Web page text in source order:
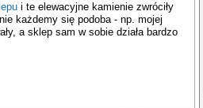
i te elewacyjne kamienie zwróciły
każdemy się podoba - np. mojej
a sklep sam w sobie działa bardzo